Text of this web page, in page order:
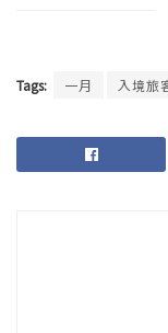
Tags: 一月 入境旅